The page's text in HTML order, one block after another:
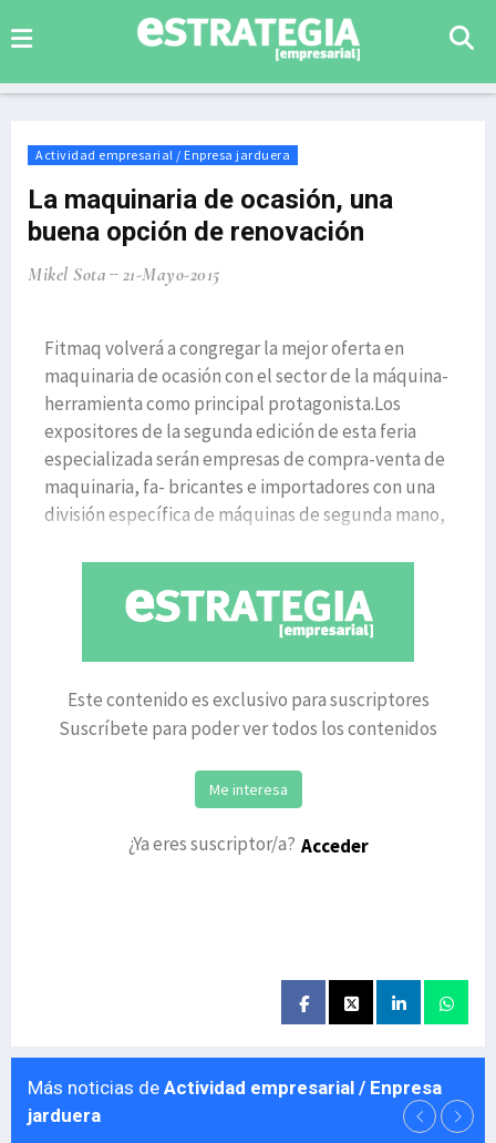
Actividad empresarial / Enpresa jarduera
La maquinaria de ocasión, una
buena opción de renovación
Mikel Sota 21-Mayo-2015
Fitmaq volverá a congregar la mejor oferta en
maquinaria de ocasión con el sector de la máquina-
herramienta como principal protagonista.Los
expositores de la segunda edición de esta feria
especializada serán empresas de compra-venta de
maquinaria, fa- bricantes e importadores con una
división específica de máquinas de segunda mano,
Este contenido es exclusivo para suscriptores
Suscríbete para poder ver todos los contenidos
Me interesa
¿Ya eres suscriptor/a? Acceder
Más noticias de Actividad empresarial / Enpresa
jarduera